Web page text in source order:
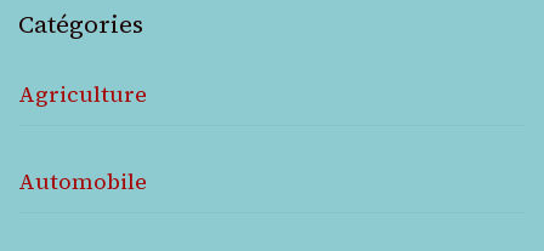
Catégories
Agriculture
Automobile